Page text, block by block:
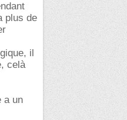
plus de
il
celà
a un